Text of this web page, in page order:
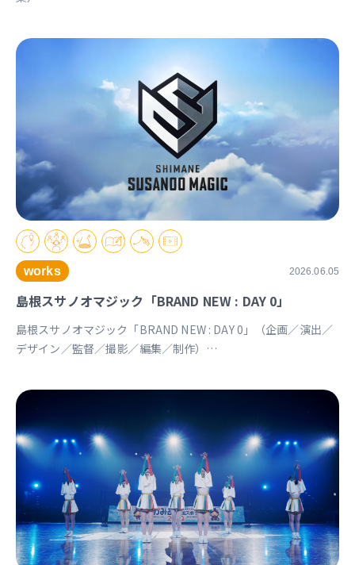
works 2026.06.05
島根スサノオマジック「BRAND NEW : DAY 0」
島根スサノオマジック「BRAND NEW : DAY 0」（企画／演出／
デザイン／監督／撮影／編集／制作）